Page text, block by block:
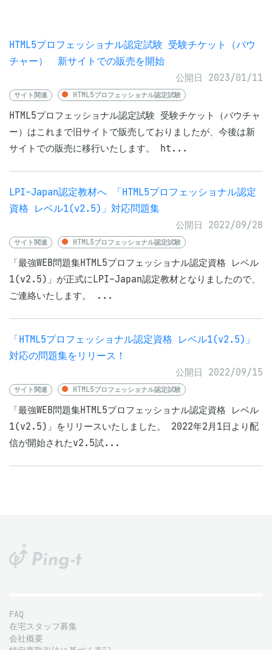
HTML5プロフェッショナル認定試験 受験チケット（バウ
チャー） 新サイトでの販売を開始
公開日 2023/01/11
サイト関連 HTML5プロフェッショナル認定試験
HTML5プロフェッショナル認定試験 受験チケット（バウチャ
ー）はこれまで旧サイトで販売しておりましたが、今後は新
サイトでの販売に移行いたします。 ht...
LPI-Japan認定教材へ 「HTML5プロフェッショナル認定
資格 レベル1(v2.5)」対応問題集
公開日 2022/09/28
サイト関連 HTML5プロフェッショナル認定試験
「最強WEB問題集HTML5プロフェッショナル認定資格 レベル
1(v2.5)」が正式にLPI-Japan認定教材となりましたので、
ご連絡いたします。 ...
「HTML5プロフェッショナル認定資格 レベル1(v2.5)」
対応の問題集をリリース！
公開日 2022/09/15
サイト関連 HTML5プロフェッショナル認定試験
「最強WEB問題集HTML5プロフェッショナル認定資格 レベル
1(v2.5)」をリリースいたしました。 2022年2⽉1⽇より配
信が開始されたv2.5試...
FAQ
在宅スタッフ募集
会社概要